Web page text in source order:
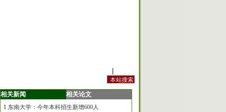
相关新闻 相关论文
1 东南大学：今年本科招生新增600人